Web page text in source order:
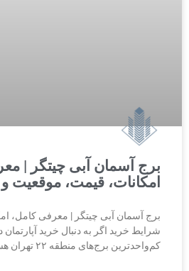
برج آسمان آبی چیتگر |
امکانات، قیمت، موقعیت
برج آسمان آبی چیتگر | معرفی کامل،
شرایط خرید اگر به دنبال خرید آپارتمان
کم‌واحدترین برج‌های منطقه ۲۲ تهران هستید، برج